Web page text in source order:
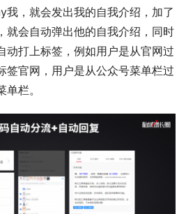
我，就会发出我的自我介绍，加了
就会自动弹出他的自我介绍，同时
动打上标签，例如用户是从官网过
签官网，用户是从公众号菜单栏过
单栏。